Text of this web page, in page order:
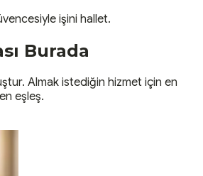
işini hallet.
Burada
Almak istediğin hizmet için en
eşleş.